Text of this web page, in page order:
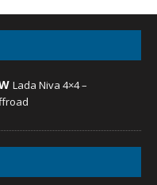
Lada Niva 4×4 –